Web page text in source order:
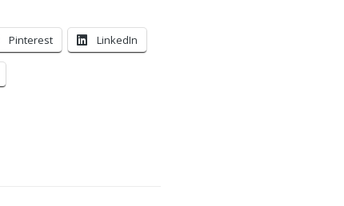
Pinterest LinkedIn